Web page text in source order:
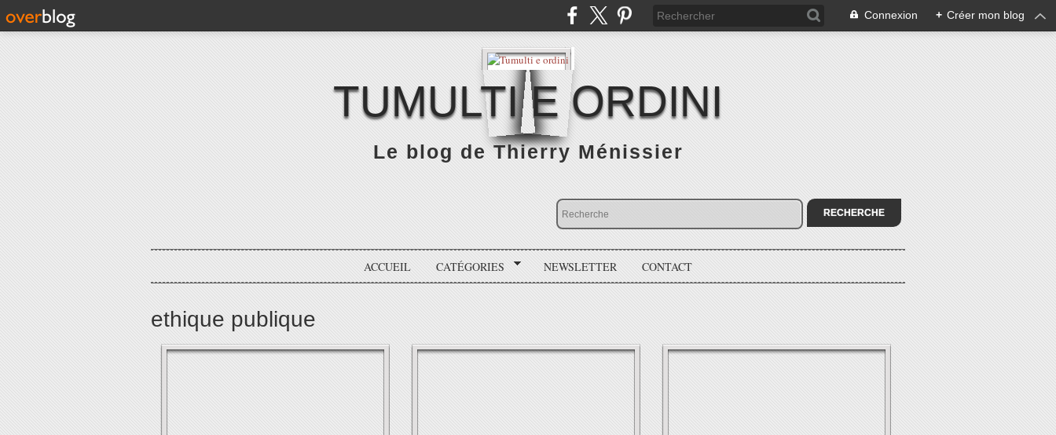
Connexion + Créer mon blog
TUMULTI E ORDINI
Le blog de Thierry Ménissier
ACCUEIL CATÉGORIES NEWSLETTER CONTACT
ethique publique